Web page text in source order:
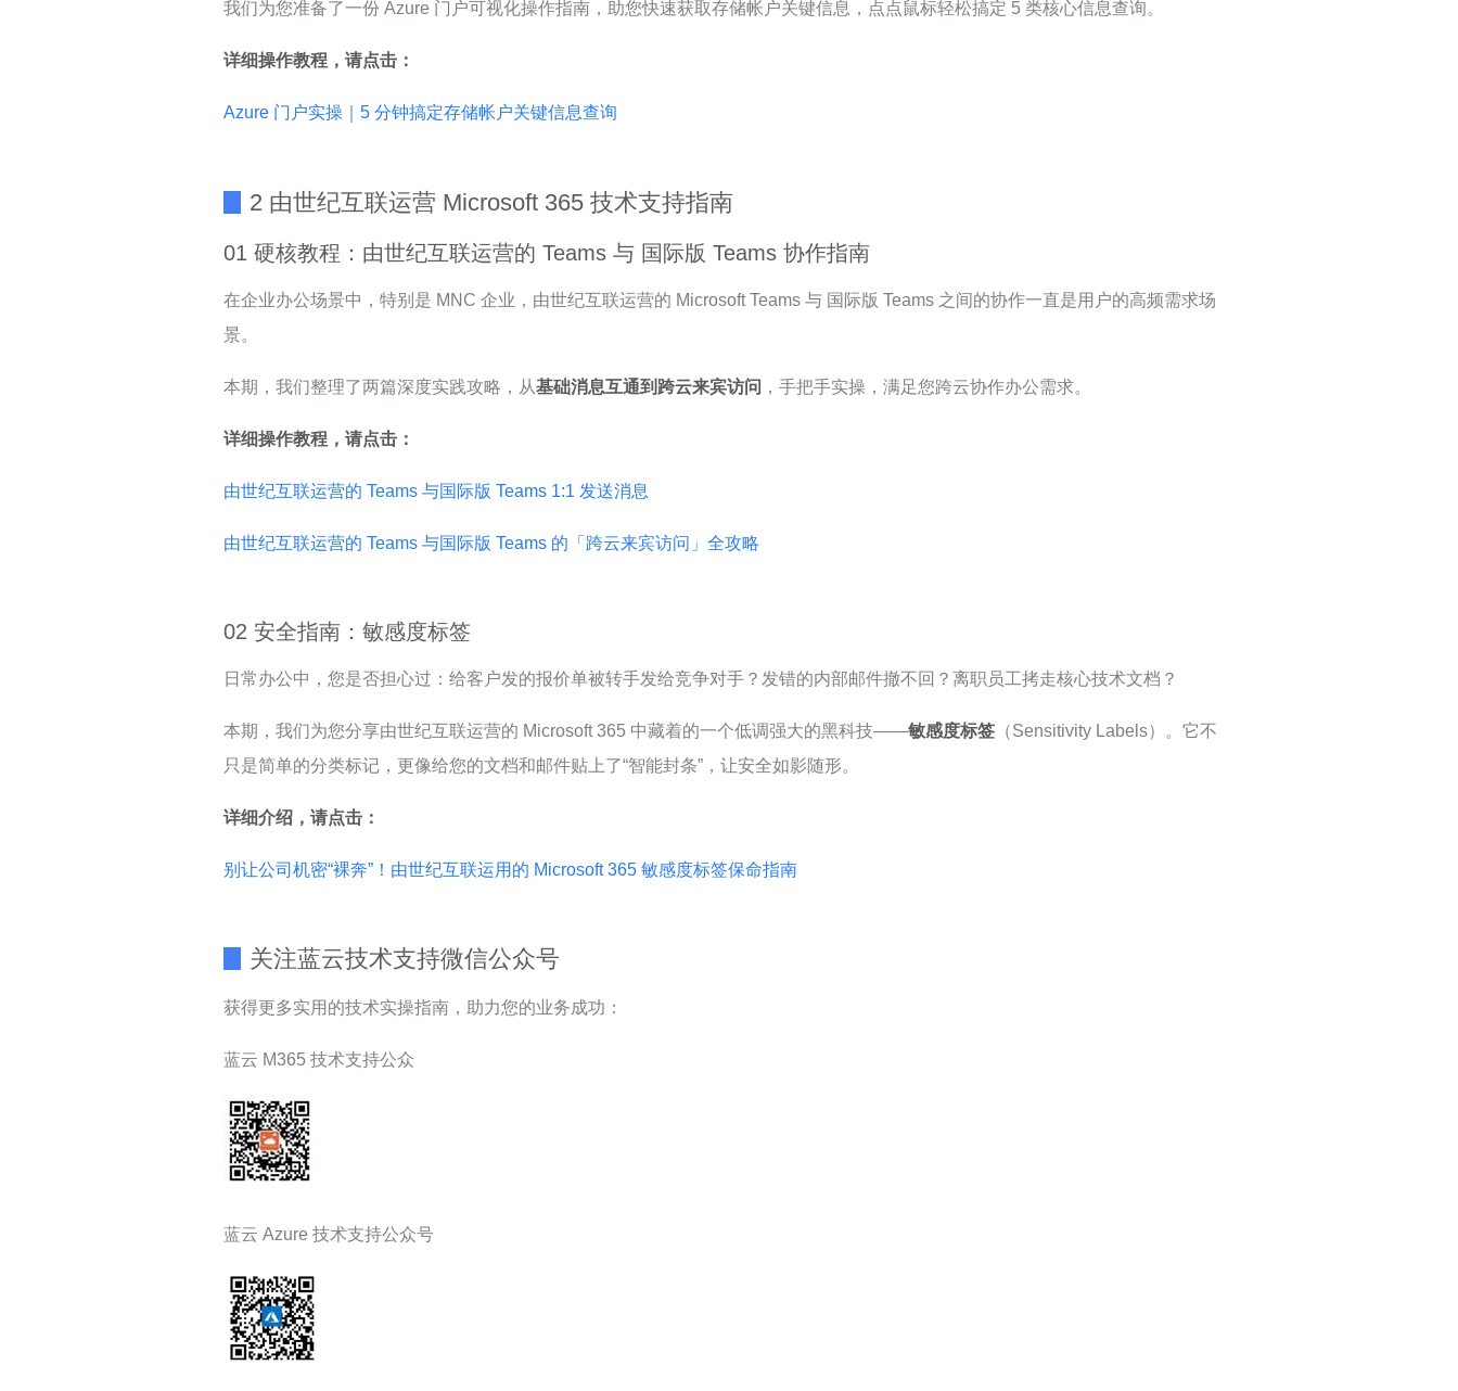
我们为您准备了一份 Azure 门户可视化操作指南，助您快速获取存储帐户关键信息，点点鼠标轻松搞定 5 类核心信息查询。
详细操作教程，请点击：
Azure 门户实操｜5 分钟搞定存储帐户关键信息查询
2 由世纪互联运营 Microsoft 365 技术支持指南
01 硬核教程：由世纪互联运营的 Teams 与 国际版 Teams 协作指南
在企业办公场景中，特别是 MNC 企业，由世纪互联运营的 Microsoft Teams 与 国际版 Teams 之间的协作一直是用户的高频需求场
景。
本期，我们整理了两篇深度实践攻略，从基础消息互通到跨云来宾访问 ，手把手实操，满足您跨云协作办公需求。
详细操作教程，请点击：
由世纪互联运营的 Teams 与国际版 Teams 1:1 发送消息
由世纪互联运营的 Teams 与国际版 Teams 的「跨云来宾访问」全攻略
02 安全指南：敏感度标签
日常办公中，您是否担心过：给客户发的报价单被转手发给竞争对手？发错的内部邮件撤不回？离职员工拷走核心技术文档？
本期，我们为您分享由世纪互联运营的 Microsoft 365 中藏着的一个低调强大的黑科技——敏感度标签 （Sensitivity Labels）。它不
只是简单的分类标记，更像给您的文档和邮件贴上了“智能封条”，让安全如影随形。
详细介绍，请点击：
别让公司机密“裸奔”！由世纪互联运用的 Microsoft 365 敏感度标签保命指南
关注蓝云技术支持微信公众号
获得更多实用的技术实操指南，助力您的业务成功：
蓝云 M365 技术支持公众
蓝云 Azure 技术支持公众号